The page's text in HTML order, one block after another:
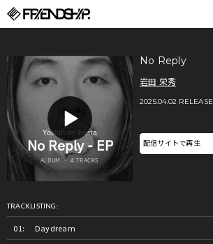
No Reply
岩田 栄秀
2025.04.02 RELEASE
配信サイトで再生
TRACKLISTING:
Daydream